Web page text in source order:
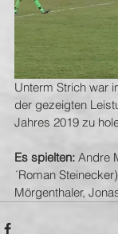
Unterm Strich war
der gezeigten
Jahres 2019 zu
Es spielten: Andre
´Roman
Mörgenthaler,